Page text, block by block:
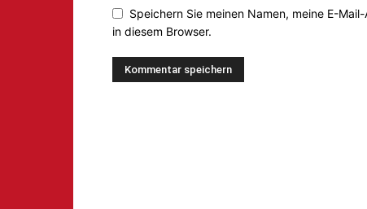
Speichern Sie meinen Namen, meine E-
in diesem Browser.